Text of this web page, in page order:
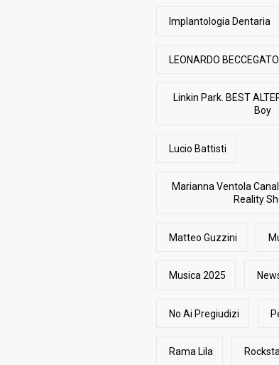
Implantologia Dentaria
LEONARDO BECCEGATO
Linkin Park. BEST
Boy
Lucio Battisti
Marianna Ventola
Reality
Matteo Guzzini
Musica 2025
No Ai Pregiudizi
Rama Lila